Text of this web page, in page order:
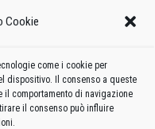
Cookie
come i cookie per
dispositivo. Il consenso a queste
comportamento di navigazione
il consenso può influire
I-RAIE, N65FD